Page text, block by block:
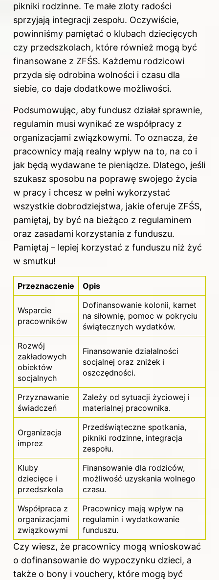
pikniki rodzinne. Te małe zloty radości
sprzyjają integracji zespołu. Oczywiście,
powinniśmy pamiętać o klubach dziecięcych
czy przedszkolach, które również mogą być
finansowane z ZFŚS. Każdemu rodzicowi
przyda się odrobina wolności i czasu dla
siebie, co daje dodatkowe możliwości.
Podsumowując, aby fundusz działał sprawnie,
regulamin musi wynikać ze współpracy z
organizacjami związkowymi. To oznacza, że
pracownicy mają realny wpływ na to, na co i
jak będą wydawane te pieniądze. Dlatego, jeśli
szukasz sposobu na poprawę swojego życia
w pracy i chcesz w pełni wykorzystać
wszystkie dobrodziejstwa, jakie oferuje ZFŚS,
pamiętaj, by być na bieżąco z regulaminem
oraz zasadami korzystania z funduszu.
Pamiętaj – lepiej korzystać z funduszu niż żyć
w smutku!
Przeznaczenie Opis
Wsparcie
pracowników
Dofinansowanie kolonii, karnet
na siłownię, pomoc w pokryciu
świątecznych wydatków.
Rozwój
zakładowych
obiektów
socjalnych
Finansowanie działalności
socjalnej oraz zniżek i
oszczędności.
Przyznawanie
świadczeń
Zależy od sytuacji życiowej i
materialnej pracownika.
Organizacja
imprez
Przedświąteczne spotkania,
pikniki rodzinne, integracja
zespołu.
Kluby
dziecięce i
przedszkola
Finansowanie dla rodziców,
możliwość uzyskania wolnego
czasu.
Współpraca z
organizacjami
związkowymi
Pracownicy mają wpływ na
regulamin i wydatkowanie
funduszu.
Czy wiesz, że pracownicy mogą wnioskować
o dofinansowanie do wypoczynku dzieci, a
także o bony i vouchery, które mogą być